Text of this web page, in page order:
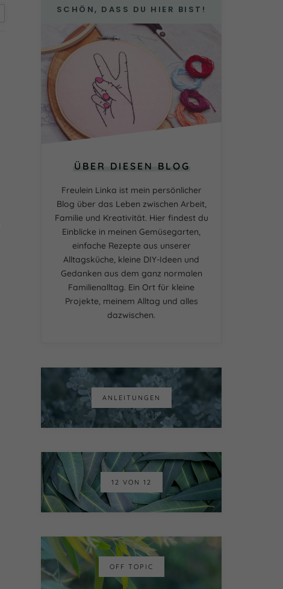
SCHÖN, DASS DU HIER BIST!
ÜBER DIESEN BLOG
Freulein Linka ist mein persönlicher
Blog über das Leben zwischen Arbeit,
Familie und Kreativität. Hier findest du
Einblicke in meinen Gemüsegarten,
einfache Rezepte aus unserer
Alltagsküche, kleine DIY-Ideen und
Gedanken aus dem ganz normalen
Familienalltag. Ein Ort für kleine
Projekte, meinem Alltag und alles
dazwischen.
ANLEITUNGEN
12 VON 12
OFF TOPIC